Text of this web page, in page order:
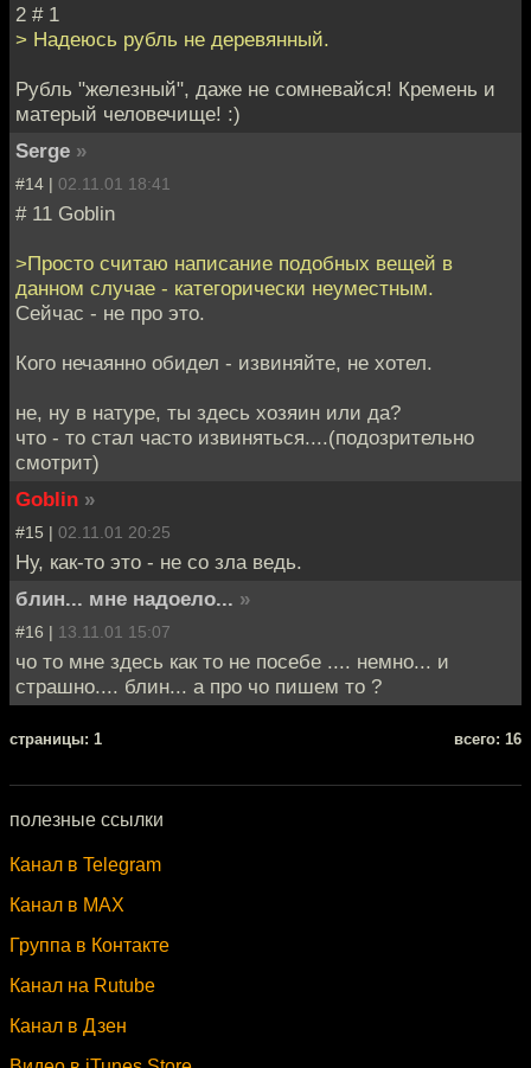
2 # 1
> Надеюсь рубль не деревянный.
Рубль "железный", даже не сомневайся! Кремень и
матерый человечище! :)
Serge »
#14 | 02.11.01 18:41
# 11 Goblin
>Просто считаю написание подобных вещей в
данном случае - категорически неуместным.
Сейчас - не про это.
Кого нечаянно обидел - извиняйте, не хотел.
не, ну в натуре, ты здесь хозяин или да?
что - то стал часто извиняться....(подозрительно
смотрит)
Goblin »
#15 | 02.11.01 20:25
Ну, как-то это - не со зла ведь.
блин... мне надоело... »
#16 | 13.11.01 15:07
чо то мне здесь как то не посебе .... немно... и
страшно.... блин... а про чо пишем то ?
cтраницы: 1 всего: 16
полезные ссылки
Канал в Telegram
Канал в MAX
Группа в Контакте
Канал на Rutube
Канал в Дзен